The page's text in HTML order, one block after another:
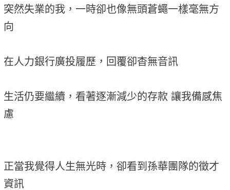
突然失業的我，一時卻也像無頭蒼蠅一樣毫無方
向
在人力銀行廣投履歷，回覆卻杳無音訊
生活仍要繼續，看著逐漸減少的存款 讓我備感焦
慮
正當我覺得人生無光時，卻看到孫華團隊的徵才
資訊